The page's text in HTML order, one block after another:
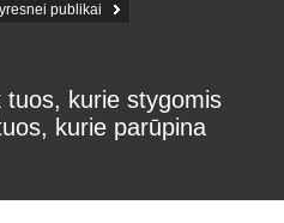
publikai
kurie stygomis
kurie parūpina